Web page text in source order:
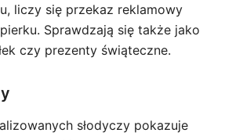
liczy się przekaz reklamowy
Sprawdzają się także jako
czy prezenty świąteczne.
słodyczy pokazuje